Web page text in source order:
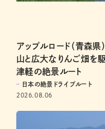
アップルロード（青森県
山と広大なりんご畑を駆
津軽の絶景ルート
日本の絶景ドライブルート
2026.08.06